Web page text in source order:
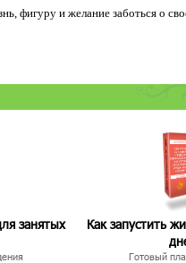
фигуру и желание заботься о
занятых
Как запустить
Готовый